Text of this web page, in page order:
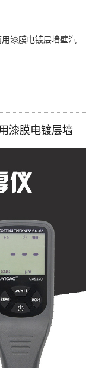
漆膜电镀层墙壁汽
漆膜电镀层墙